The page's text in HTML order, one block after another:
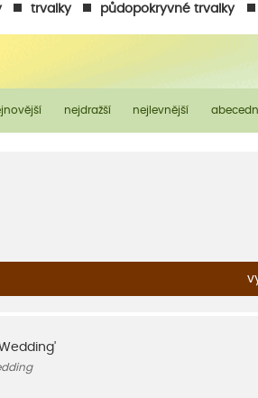
trvalky půdopokryvné trvalky
nejdražší nejlevnější